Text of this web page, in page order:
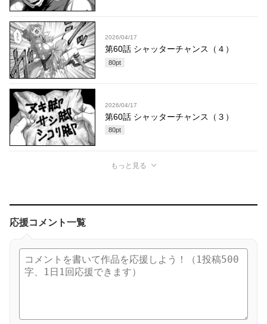
2026/04/17
第60話 シャッターチャンス（４）
80pt
2026/04/17
第60話 シャッターチャンス（３）
80pt
もっと見る
応援コメント一覧